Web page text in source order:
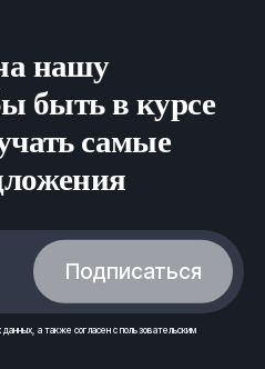
нашу
быть в курсе
самые
Подписаться
данных, а также согласен спользовательским